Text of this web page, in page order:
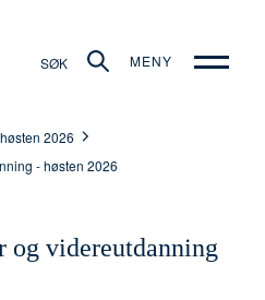
SØK MENY
2026
- høsten 2026
og videreutdanning